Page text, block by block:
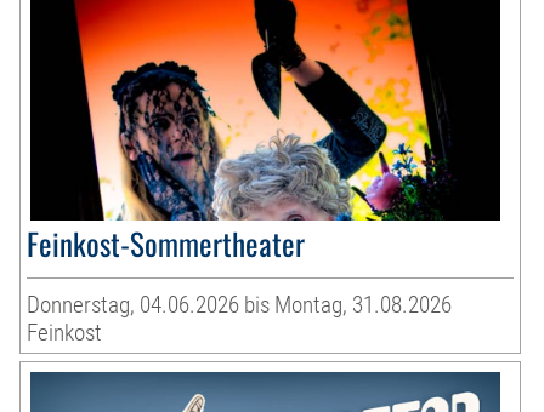
Feinkost-Sommertheater
Donnerstag, 04.06.2026 bis Montag, 31.08.2026
Feinkost